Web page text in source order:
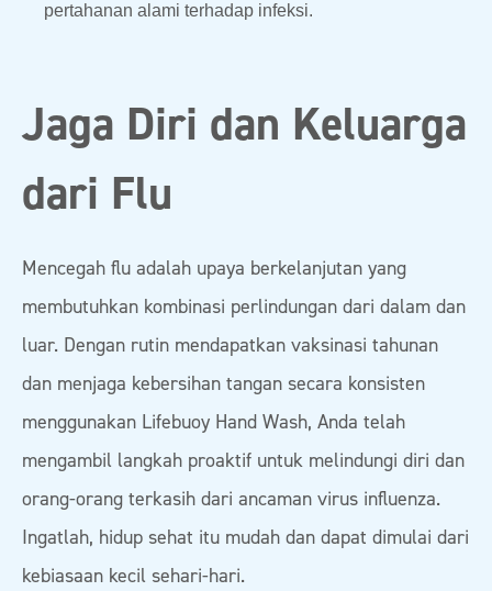
pertahanan alami terhadap infeksi.
Jaga Diri dan Keluarga
dari Flu
Mencegah flu adalah upaya berkelanjutan yang
membutuhkan kombinasi perlindungan dari dalam dan
luar. Dengan rutin mendapatkan vaksinasi tahunan
dan menjaga kebersihan tangan secara konsisten
menggunakan Lifebuoy Hand Wash, Anda telah
mengambil langkah proaktif untuk melindungi diri dan
orang-orang terkasih dari ancaman virus influenza.
Ingatlah, hidup sehat itu mudah dan dapat dimulai dari
kebiasaan kecil sehari-hari.